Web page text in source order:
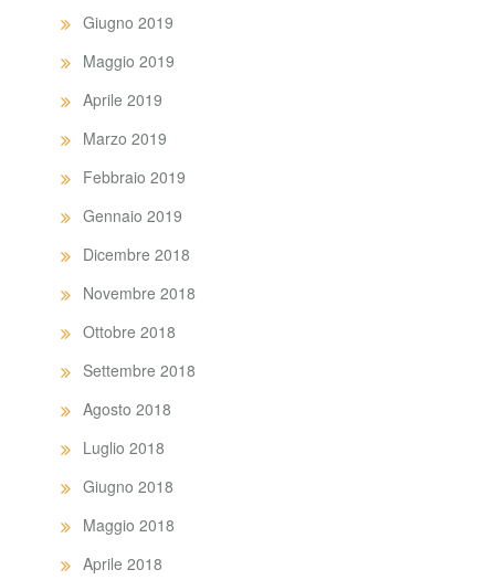
Giugno 2019
Maggio 2019
Aprile 2019
Marzo 2019
Febbraio 2019
Gennaio 2019
Dicembre 2018
Novembre 2018
Ottobre 2018
Settembre 2018
Agosto 2018
Luglio 2018
Giugno 2018
Maggio 2018
Aprile 2018